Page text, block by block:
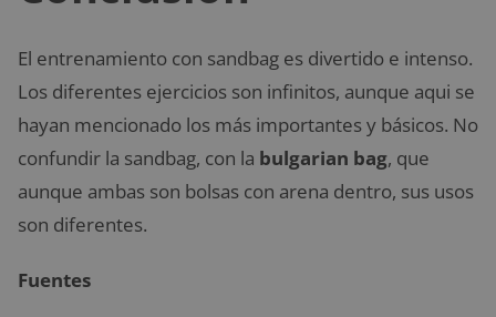
El entrenamiento con sandbag es divertido e intenso.
Los diferentes ejercicios son infinitos, aunque aqui se
hayan mencionado los más importantes y básicos. No
confundir la sandbag, con la bulgarian bag, que
aunque ambas son bolsas con arena dentro, sus usos
son diferentes.
Fuentes